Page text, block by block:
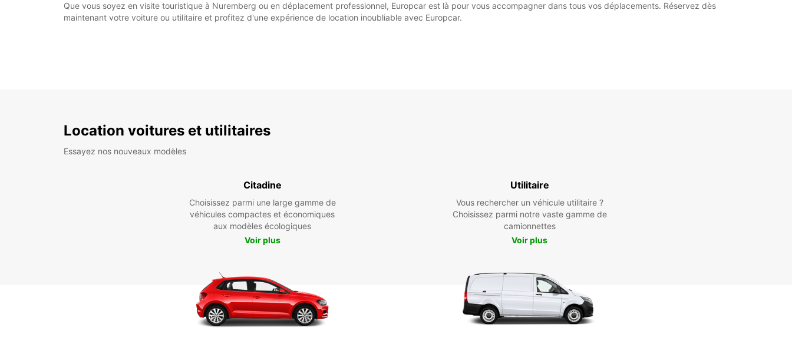
Que vous soyez en visite touristique à Nuremberg ou en déplacement professionnel, Europcar est là pour vous accompagner dans tous vos déplacements. Réservez dès
maintenant votre voiture ou utilitaire et profitez d'une expérience de location inoubliable avec Europcar.
Location voitures et utilitaires
Essayez nos nouveaux modèles
Citadine
Choisissez parmi une large gamme de
véhicules compactes et économiques
aux modèles écologiques
Voir plus
Utilitaire
Vous rechercher un véhicule utilitaire ?
Choisissez parmi notre vaste gamme de
camionnettes
Voir plus